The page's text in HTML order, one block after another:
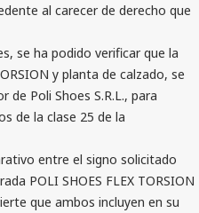
al carecer de derecho que
se ha podido verificar que la
y planta de calzado, se
Poli Shoes S.R.L., para
de la clase 25 de la
entre el signo solicitado
POLI SHOES FLEX TORSION
que ambos incluyen en su